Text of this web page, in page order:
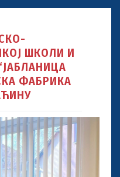
ШКОЛИ И
ФАБРИКА